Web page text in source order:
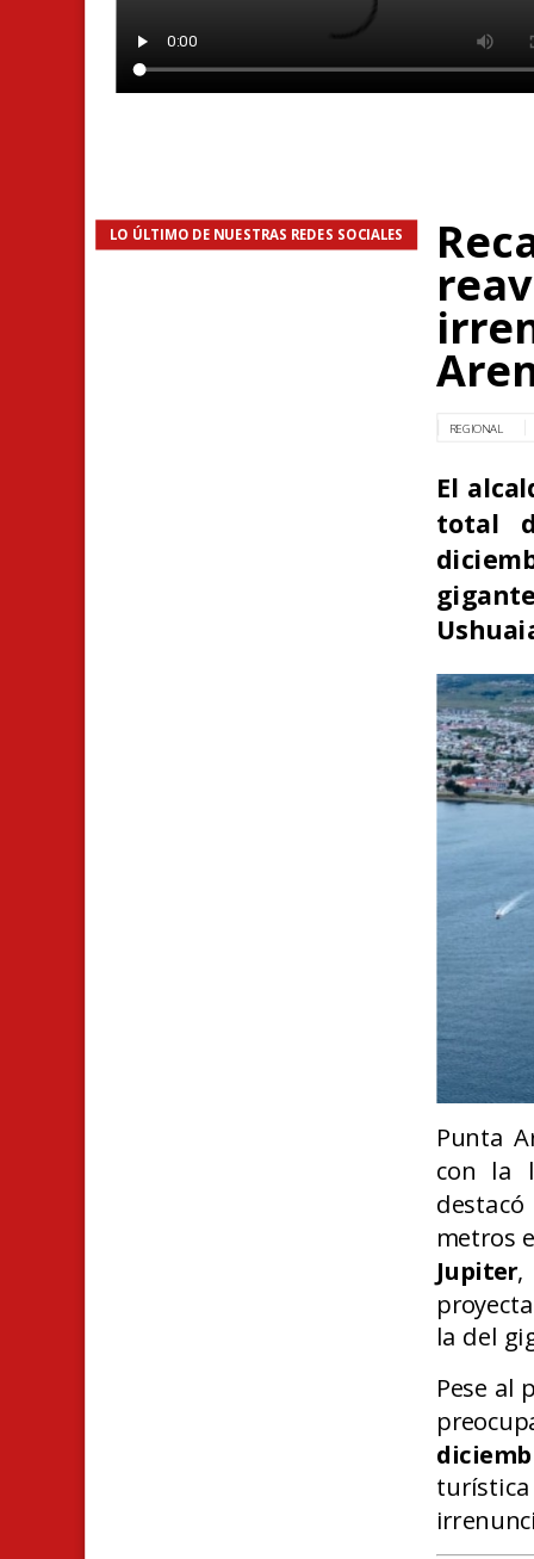
LO ÚLTIMO DE NUESTRAS REDES SOCIALES
REGIONAL
El
total
Punta
con la
metros
Jupiter,
la del
Pese al